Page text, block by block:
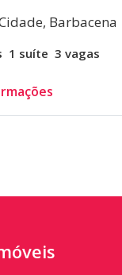
Barbacena
1 suíte 3 vagas